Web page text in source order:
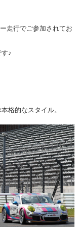
走行でご参加されてお
♪
格的なスタイル。